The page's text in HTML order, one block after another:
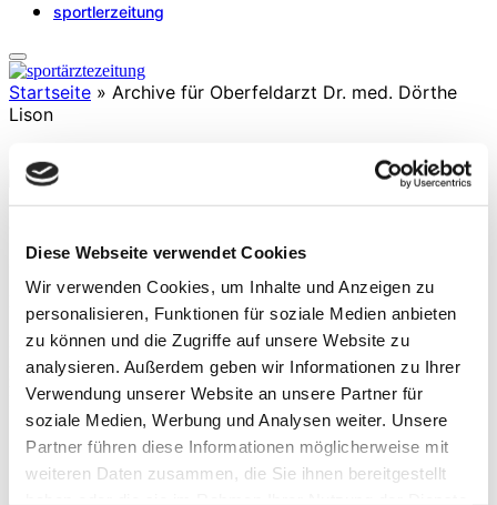
Diese Webseite verwendet Cookies
Wir verwenden Cookies, um Inhalte und Anzeigen zu
personalisieren, Funktionen für soziale Medien anbieten
zu können und die Zugriffe auf unsere Website zu
analysieren. Außerdem geben wir Informationen zu Ihrer
Verwendung unserer Website an unsere Partner für
soziale Medien, Werbung und Analysen weiter. Unsere
Partner führen diese Informationen möglicherweise mit
weiteren Daten zusammen, die Sie ihnen bereitgestellt
sportlerzeitung
Startseite » Archive für Oberfeldarzt Dr. med. Dörthe
Lison
ist Fachärztin für Allgemeinmedizin mit Zusatzbezeichnungen
Sportmedizin, Ernährungsmedizin und ärztliche Verhaltenstherapie.
Leitung Abteilung Transdisziplinäre Rehabilitation am Zentrum für
Sportmedizin der Bundeswehr und verantwortlich für die
Einführung und Weiterentwicklung eines sektorübergreifenden
rehabilitativen Qualitätsmanagement-Systems. Sie verfügt über
zertifizierte Fortbildungen in den Bereichen spezielle
Psychotraumatologie, Stressmedizin und Mikronährstofftherapie.